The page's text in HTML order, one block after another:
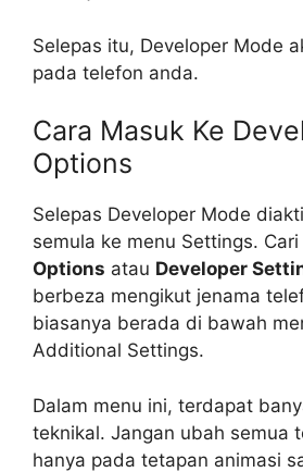
Selepas itu, Developer Mode
pada telefon anda.
Cara Masuk Ke
Options
Selepas Developer Mode
semula ke menu Settings. Cari
Options atau Developer
berbeza mengikut jenama
biasanya berada di bawah
Additional Settings.
Dalam menu ini, terdapat
teknikal. Jangan ubah semua
hanya pada tetapan animasi